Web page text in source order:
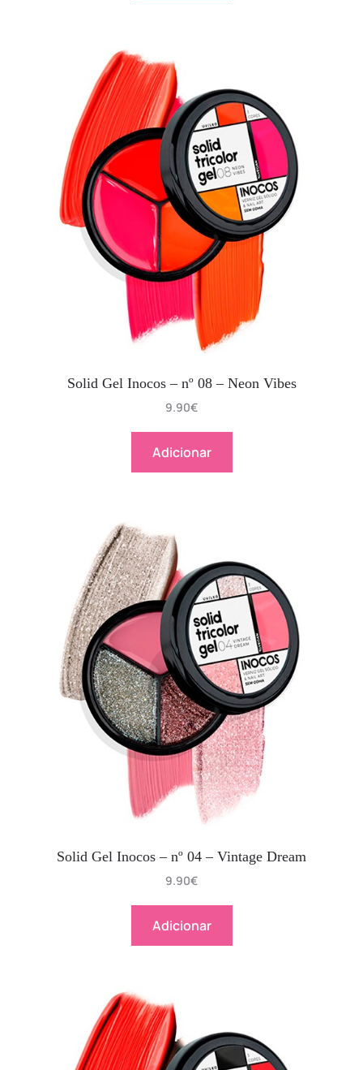
Solid Gel Inocos – nº 08 – Neon Vibes
9.90€
Adicionar
Solid Gel Inocos – nº 04 – Vintage Dream
9.90€
Adicionar